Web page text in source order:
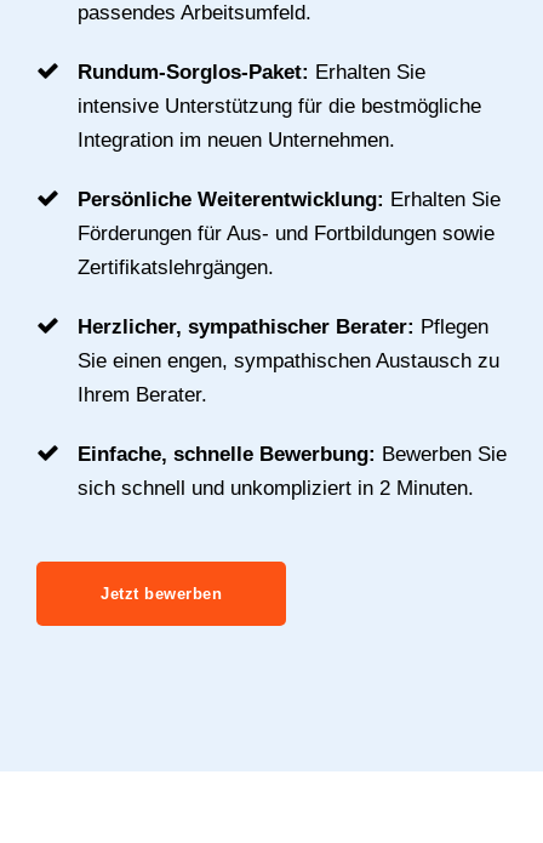
passendes Arbeitsumfeld.
Rundum-Sorglos-Paket: Erhalten Sie
intensive Unterstützung für die bestmögliche
Integration im neuen Unternehmen.
Persönliche Weiterentwicklung: Erhalten Sie
Förderungen für Aus- und Fortbildungen sowie
Zertifikatslehrgängen.
Herzlicher, sympathischer Berater: Pflegen
Sie einen engen, sympathischen Austausch zu
Ihrem Berater.
Einfache, schnelle Bewerbung: Bewerben Sie
sich schnell und unkompliziert in 2 Minuten.
Jetzt bewerben